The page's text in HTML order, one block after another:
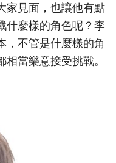
家見面，也讓他有點
什麼樣的角色呢？李
，不管是什麼樣的角
當樂意接受挑戰。